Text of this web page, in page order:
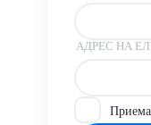
АДРЕС НА